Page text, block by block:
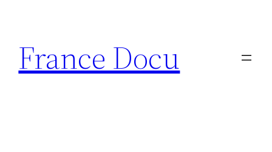
contenu
France Docu